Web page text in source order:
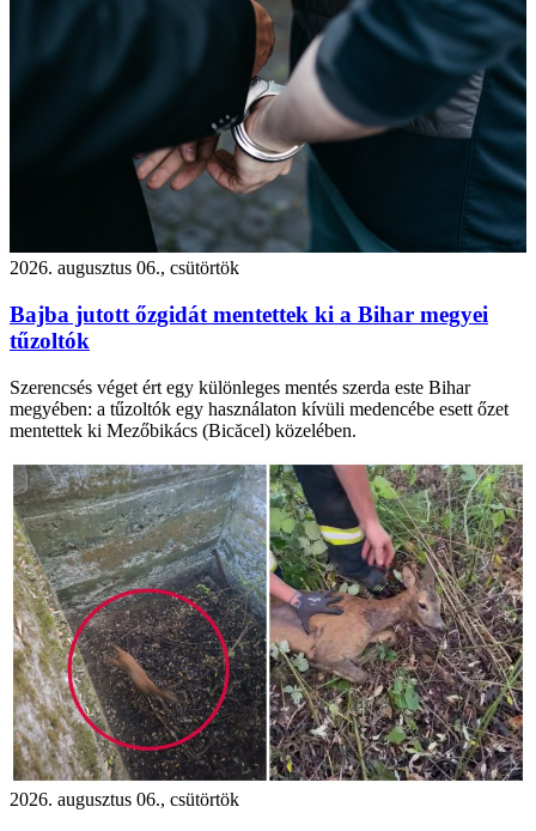
2026. augusztus 06., csütörtök
Bajba jutott őzgidát mentettek ki a Bihar megyei
tűzoltók
Szerencsés véget ért egy különleges mentés szerda este Bihar
megyében: a tűzoltók egy használaton kívüli medencébe esett őzet
mentettek ki Mezőbikács (Bicăcel) közelében.
2026. augusztus 06., csütörtök